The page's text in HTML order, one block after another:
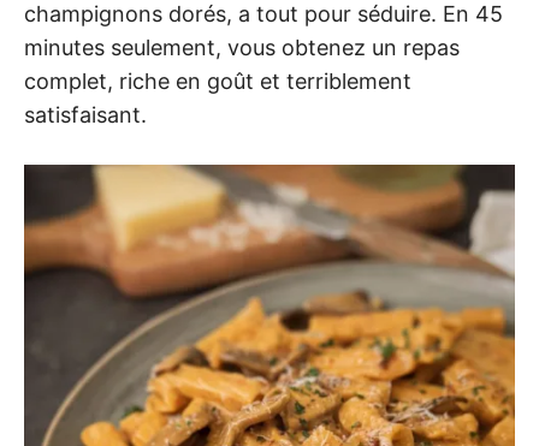
champignons dorés, a tout pour séduire. En 45
minutes seulement, vous obtenez un repas
complet, riche en goût et terriblement
satisfaisant.